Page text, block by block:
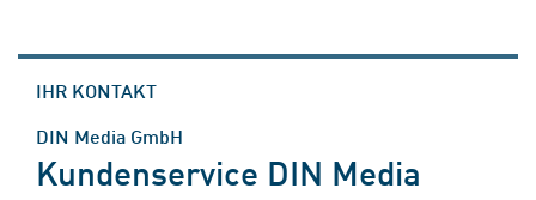
IHR KONTAKT
DIN Media GmbH
Kundenservice DIN Media